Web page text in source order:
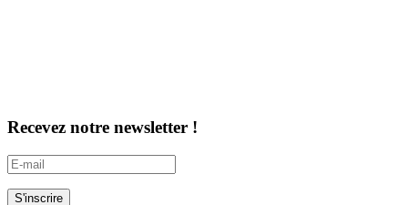
Recevez notre newsletter !